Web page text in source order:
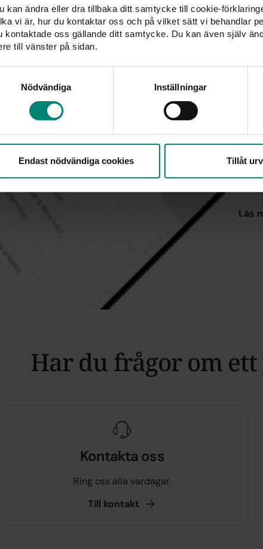
kan ändra eller dra tillbaka ditt samtycke till cookie-
vi är, hur du kontaktar oss och på vilket sätt vi behandlar
kontaktade oss gällande ditt samtycke. Du kan även själv
till vänster på sidan.
Nödvändiga
Inställningar
Endast nödvändiga cookies Tillåt
Läs
Har du frågor om ett
Kontakta oss
Ring oss alla vardagar.
Till kontakt